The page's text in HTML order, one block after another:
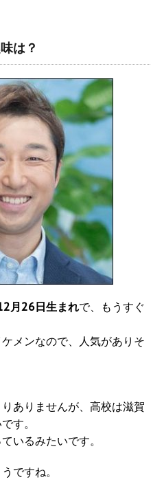
は？
月26日生まれで、もうすぐ
メンなので、人気がありそ
ありませんが、高校は滋賀
す。
いるみたいです。
ですね。